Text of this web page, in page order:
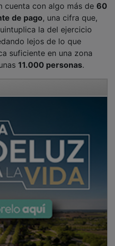
cuenta con algo más de 60
de pago, una cifra que,
la del ejercicio
lejos de lo que
suficiente en una zona
11.000 personas.